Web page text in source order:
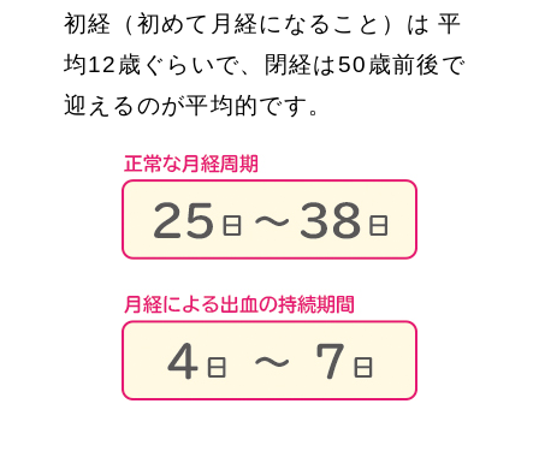
初経（初めて月経になること）は 平
均12歳ぐらいで、閉経は50歳前後で
迎えるのが平均的です。